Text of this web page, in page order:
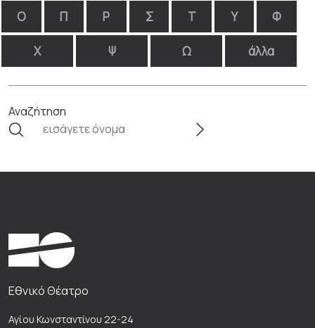
Ο Π Ρ Σ Τ Υ Φ
Χ Ψ Ω άλλα
Αναζήτηση
Εθνικό Θέατρο
Αγίου Κωνσταντίνου 22-24